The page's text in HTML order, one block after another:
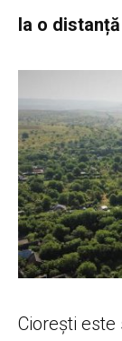
la o
Ciorești